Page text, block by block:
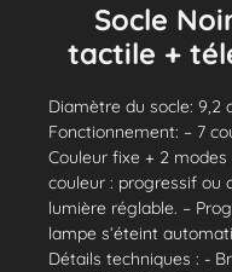
Socle
tactile +
Diamètre du socle: 9,2
Fonctionnement: – 7
Couleur fixe + 2
couleur : progressif ou
lumière réglable. –
lampe s’éteint
Détails techniques : -